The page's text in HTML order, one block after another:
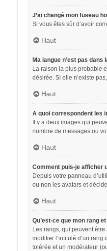
J’ai changé mon fuseau
Si vous êtes sûr d’avoir
Haut
Ma langue n’est pas dans
La raison la plus probable
désirée. Si elle n’existe
Haut
A quoi correspondent les
Il y a deux images qui
nombre de messages ou
Haut
Comment puis-je afficher
Depuis votre panneau
ou non les avatars et
Haut
Qu’est-ce que mon rang
Les rangs, qui peuvent
modifier l’intitulé d’un
tolérée et un modérateur